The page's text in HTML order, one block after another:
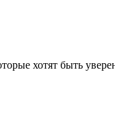
хотят быть